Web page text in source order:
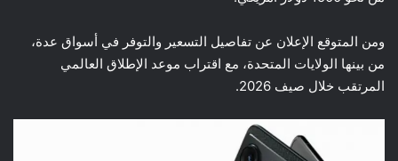
ومن المتوقع الإعلان عن تفاصيل التسعير والتوفر في أسواق عدة،
من بينها الولايات المتحدة، مع اقتراب موعد الإطلاق العالمي
المرتقب خلال صيف 2026.